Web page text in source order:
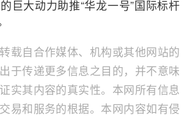
巨大动力助推“华龙一号”国际标杆
载自合作媒体、机构或其他网站的
于传递更多信息之目的，并不意味
实其内容的真实性。本网所有信息
易和服务的根据。本网内容如有侵